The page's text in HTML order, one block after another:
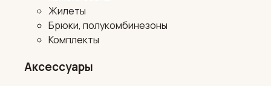
Жилеты
Брюки, полукомбинезоны
Комплекты
Аксессуары